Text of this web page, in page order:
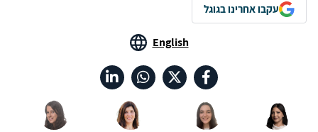
עקבו אחרינו בגוגל
English